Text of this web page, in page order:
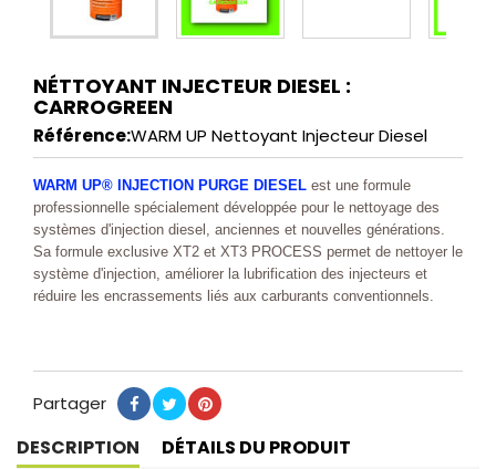
NÉTTOYANT INJECTEUR DIESEL :
CARROGREEN
Référence:WARM UP Nettoyant Injecteur Diesel
WARM UP® INJECTION PURGE DIESEL est une formule
professionnelle spécialement développée pour le nettoyage des
systèmes d'injection diesel, anciennes et nouvelles générations.
Sa formule exclusive XT2 et XT3 PROCESS permet de nettoyer le
système d'injection, améliorer la lubrification des injecteurs et
réduire les encrassements liés aux carburants conventionnels.
Partager
Partager
TweetPinterest
DESCRIPTION DÉTAILS DU PRODUIT